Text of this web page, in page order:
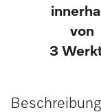
von
3
Beschreibung